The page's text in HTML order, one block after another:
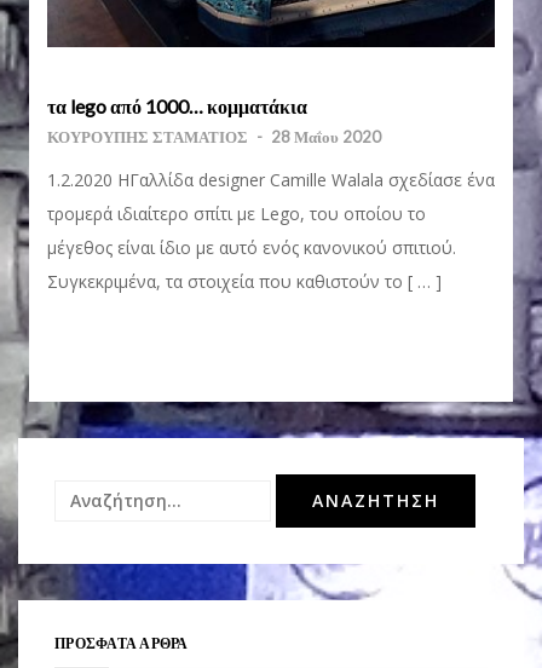
τα lego από 1000… κομματάκια
ΚΟΥΡΟΥΠΗΣ ΣΤΑΜΑΤΙΟΣ - 28 Μαΐου 2020
1.2.2020 ΗΓαλλίδα designer Camille Walala σχεδίασε ένα
τρομερά ιδιαίτερο σπίτι με Lego, του οποίου το
μέγεθος είναι ίδιο με αυτό ενός κανονικού σπιτιού.
Συγκεκριμένα, τα στοιχεία που καθιστούν το [ … ]
Αναζήτηση
ΠΡΌΣΦΑΤΑ ΆΡΘΡΑ